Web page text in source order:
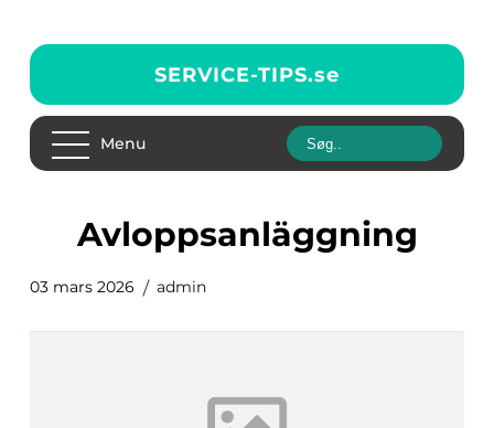
SERVICE-TIPS.se
Menu
avloppsanläggning
03 mars 2026 admin